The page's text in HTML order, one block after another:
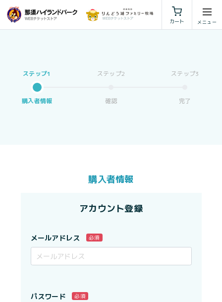
カート
特定商取引法に基づく表示
購入者情報 確認 完了
購入者情報
アカウント登録
メールアドレス 必須
パスワード 必須